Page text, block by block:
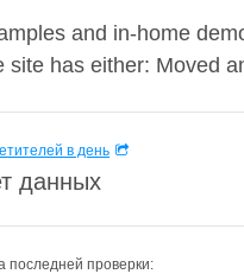
and in-home
has either: Moved
в день
данных
последней проверки: